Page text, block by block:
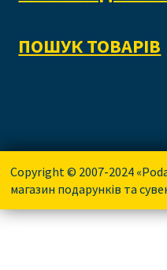
ПОШУК ТОВАРІВ
Copyright © 2007-2024
магазин подарунків та